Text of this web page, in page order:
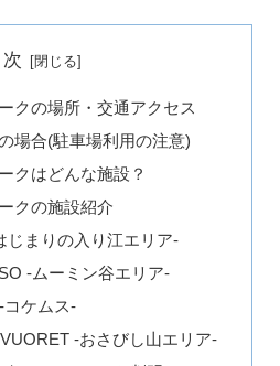
次
クの場所・交通アクセス
場合(駐車場利用の注意)
クはどんな施設？
クの施設紹介
じまりの入り江エリア-
-ムーミン谷エリア-
ケムス-
-おさびし山エリア-